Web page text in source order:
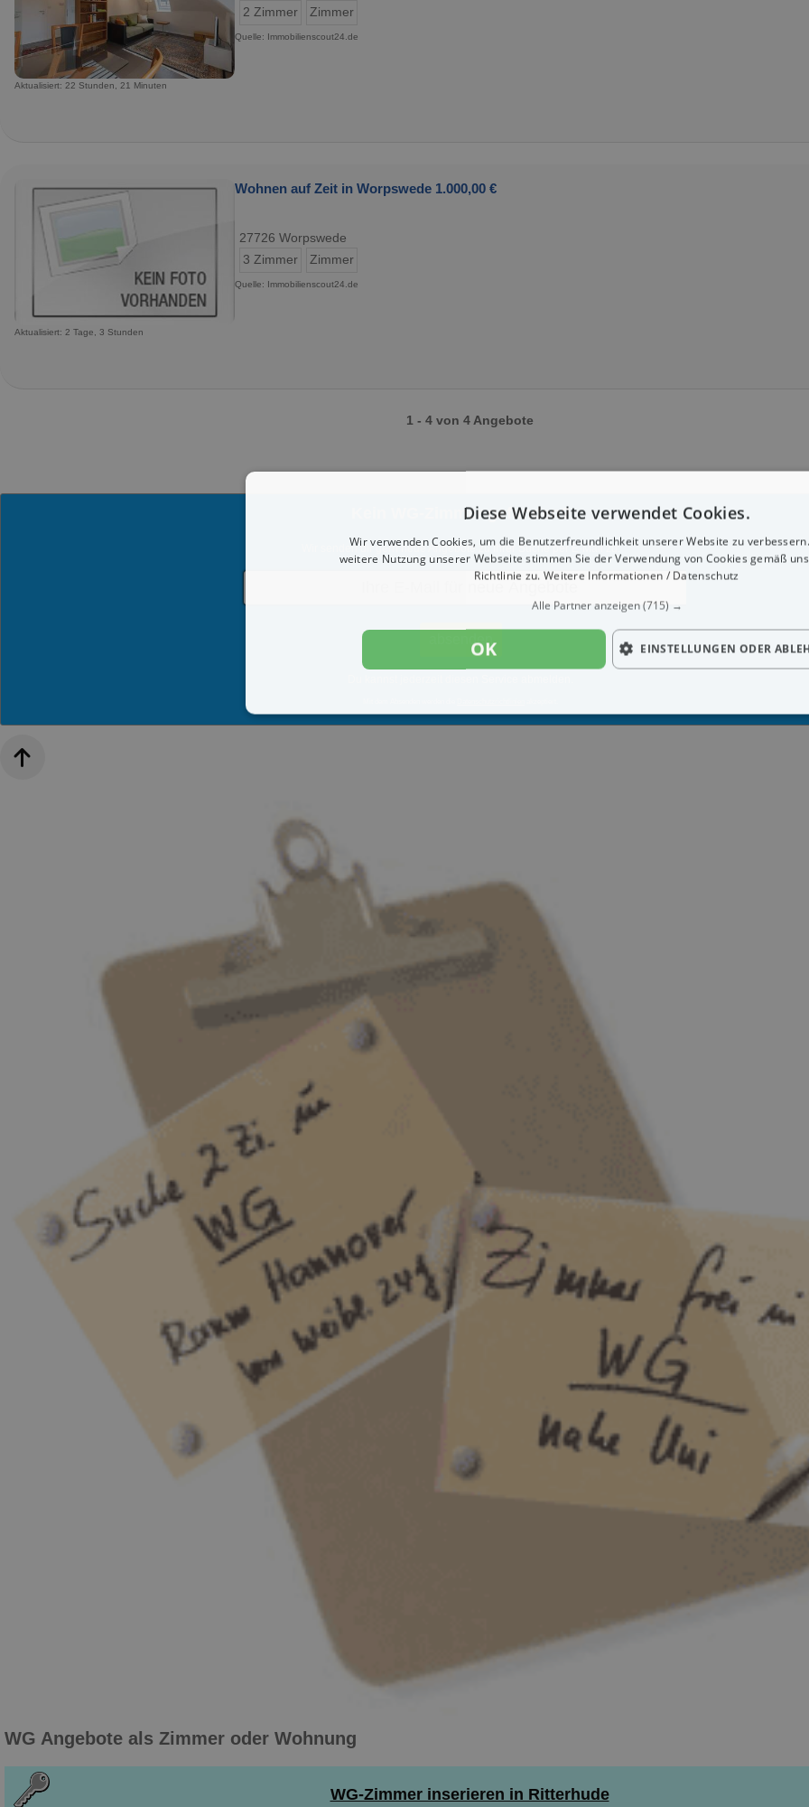
2 Zimmer
Zimmer
Quelle: Immobilienscout24.de
Aktualisiert: 22 Stunden, 21 Minuten
Wohnen auf Zeit in Worpswede 1.000,00 €
27726 Worpswede
3 Zimmer
Zimmer
Quelle: Immobilienscout24.de
Aktualisiert: 2 Tage, 3 Stunden
1 - 4 von 4 Angebote
Kein WG-Zimmer gefunden?
Wir senden dir gern neue Angebote zu Ihrer Suche per E-Mail zu:
WG Angebote als Zimmer oder Wohnung
WG-Zimmer inserieren in Ritterhude
Diese Webseite verwendet Cookies.
Wir verwenden Cookies, um die Benutzerfreundlichkeit unserer Website zu
weitere Nutzung unserer Webseite stimmen Sie der Verwendung von Cookies gemäß
Richtlinie zu. Weitere Informationen / Datenschutz
Alle Partner anzeigen(715) →
OK EINSTELLUNGEN ODER